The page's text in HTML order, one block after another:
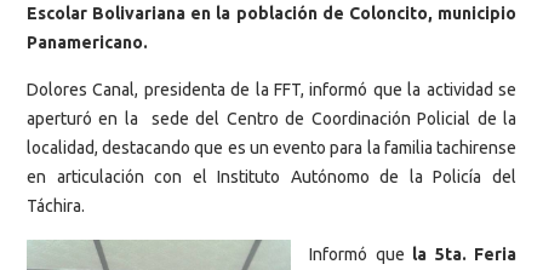
Escolar Bolivariana en la población de Coloncito, municipio
Panamericano.
Dolores Canal, presidenta de la FFT, informó que la actividad se
aperturó en la sede del Centro de Coordinación Policial de la
localidad, destacando que es un evento para la familia tachirense
en articulación con el Instituto Autónomo de la Policía del
Táchira.
Informó que la 5ta. Feria